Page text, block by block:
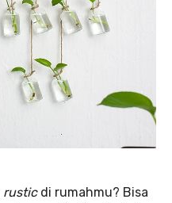
rusticdi rumahmu? Bisa